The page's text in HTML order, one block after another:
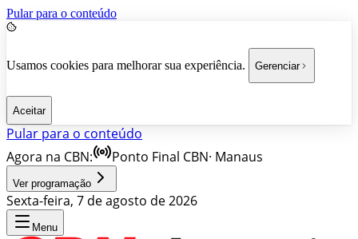
Pular para o conteúdo
Usamos cookies para melhorar sua experiência. Gerenciar
Aceitar
Pular para o conteúdo
Agora na CBN:
Ponto Final CBN· Manaus
Ver programação
Sexta-feira, 7 de agosto de 2026
Menu